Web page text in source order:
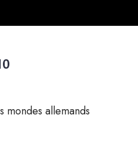
mondes allemands